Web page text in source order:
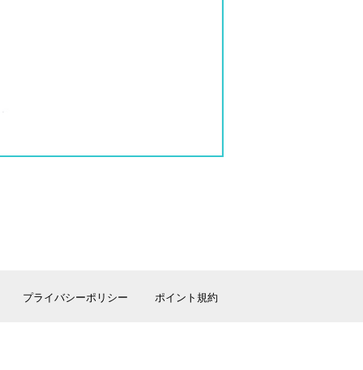
プライバシーポリシー ポイント規約